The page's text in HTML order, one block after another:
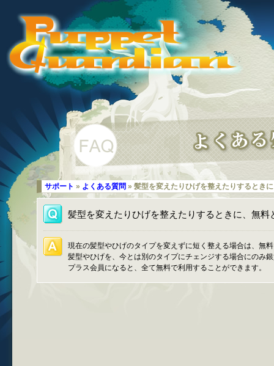
サポート » よくある質問 » 髪型を変えたりひげを整えたりするとき
髪型を変えたりひげを整えたりするときに、無
現在の髪型やひげのタイプを変えずに短く整える場合は、無
髪型やひげを、今とは別のタイプにチェンジする場合にのみ
プラス会員になると、全て無料で利用することができます。